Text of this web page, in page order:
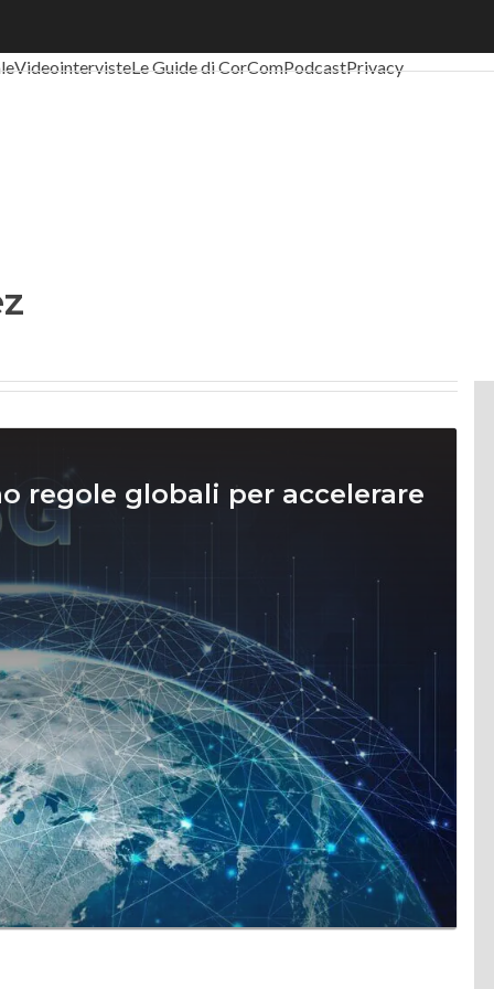
VideointervisteLe Guide di CorComPodcastPrivacy
regole globali per accelerare